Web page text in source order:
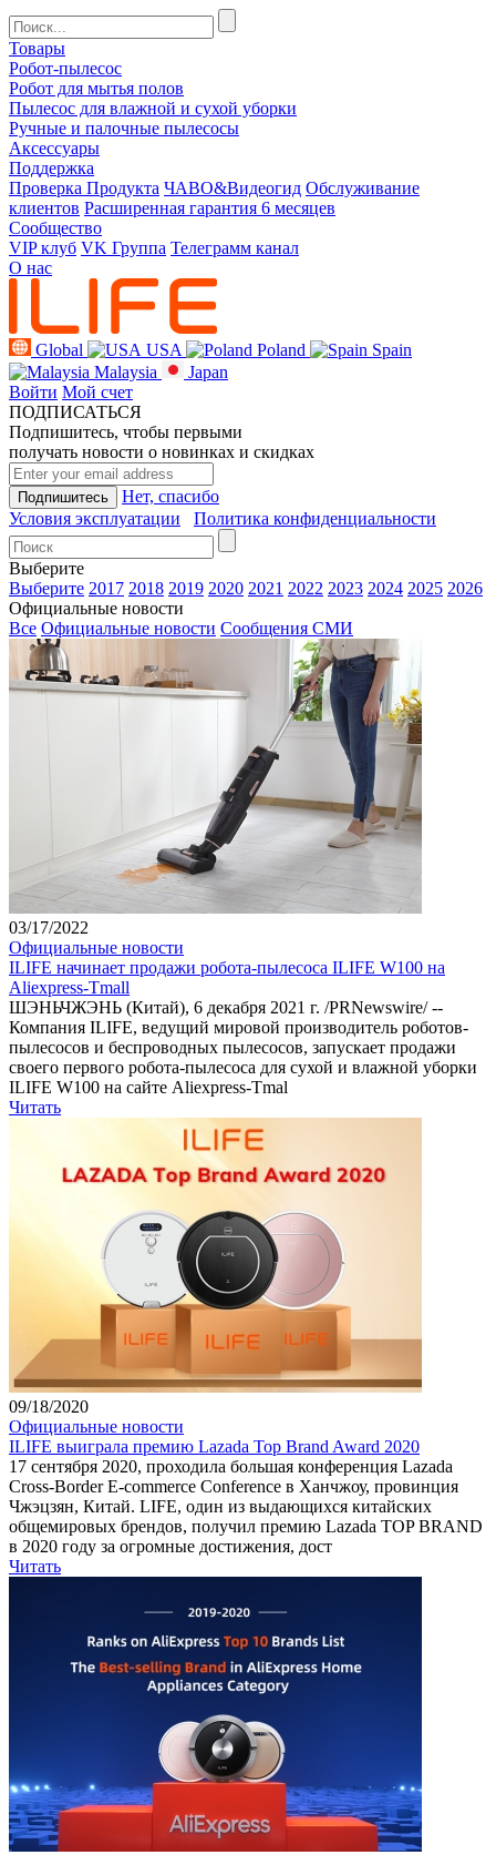
Товары
Робот-пылесос
Робот для мытья полов
Пылесос для влажной и сухой уборки
Ручные и палочные пылесосы
Аксессуары
Поддержка
Проверка Продукта ЧАВО&Видеогид Обслуживание
клиентов Расширенная гарантия 6 месяцев
Сообщество
VIP клуб VK Группа Телеграмм канал
О нас
Global USA Poland
Spain
Malaysia
Japan
Войти Мой счет
ПОДПИСАТЬСЯ
Подпишитесь, чтобы первыми
получать новости о новинках и скидках
Нет, спасибо
Условия эксплуатации
Политика конфиденциальности
Выберите
Выберите 2017 2018 2019 2020 2021 2022 2023 2024 2025 2026
Официальные новости
Все Официальные новости Сообщения СМИ
03/17/2022
Официальные новости
ILIFE начинает продажи робота-пылесоса ILIFE W100 на
Aliexpress-Tmall
ШЭНЬЧЖЭНЬ (Китай), 6 декабря 2021 г. /PRNewswire/ --
Компания ILIFE, ведущий мировой производитель роботов-
пылесосов и беспроводных пылесосов, запускает продажи
своего первого робота-пылесоса для сухой и влажной уборки
ILIFE W100 на сайте Aliexpress-Tmal
Читать
09/18/2020
Официальные новости
ILIFE выиграла премию Lazada Top Brand Award 2020
17 сентября 2020, проходила большая конференция Lazada
Cross-Border E-commerce Conference в Ханчжоу, провинция
Чжэцзян, Китай. LIFE, один из выдающихся китайских
общемировых брендов, получил премию Lazada TOP BRAND
в 2020 году за огромные достижения, дост
Читать